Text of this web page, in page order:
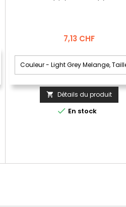
Prix
7,13 CHF
 Détails du produit
 En stock